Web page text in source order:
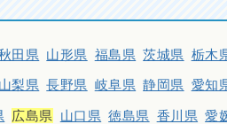
田県 山形県 福島県 茨城県 栃木
山梨県 長野県 岐阜県 静岡県 愛知
広島県 山口県 徳島県 香川県 愛